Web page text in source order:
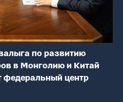
по развитию
в Монголию и Китай
федеральный центр